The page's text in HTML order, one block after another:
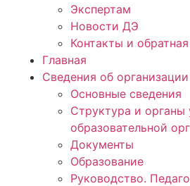
Экспертам
Новости ДЭ
Контакты и обратная
Главная
Сведения об организации
Основные сведения
Структура и органы
образовательной
Документы
Образование
Руководство.